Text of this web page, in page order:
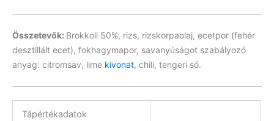
Összetevők: Brokkoli 50%, rizs, rizskorpaolaj, ecetpor (fehér
desztillált ecet), fokhagymapor, savanyúságot szabályozó
anyag: citromsav, lime kivonat, chili, tengeri só.
Tápértékadatok